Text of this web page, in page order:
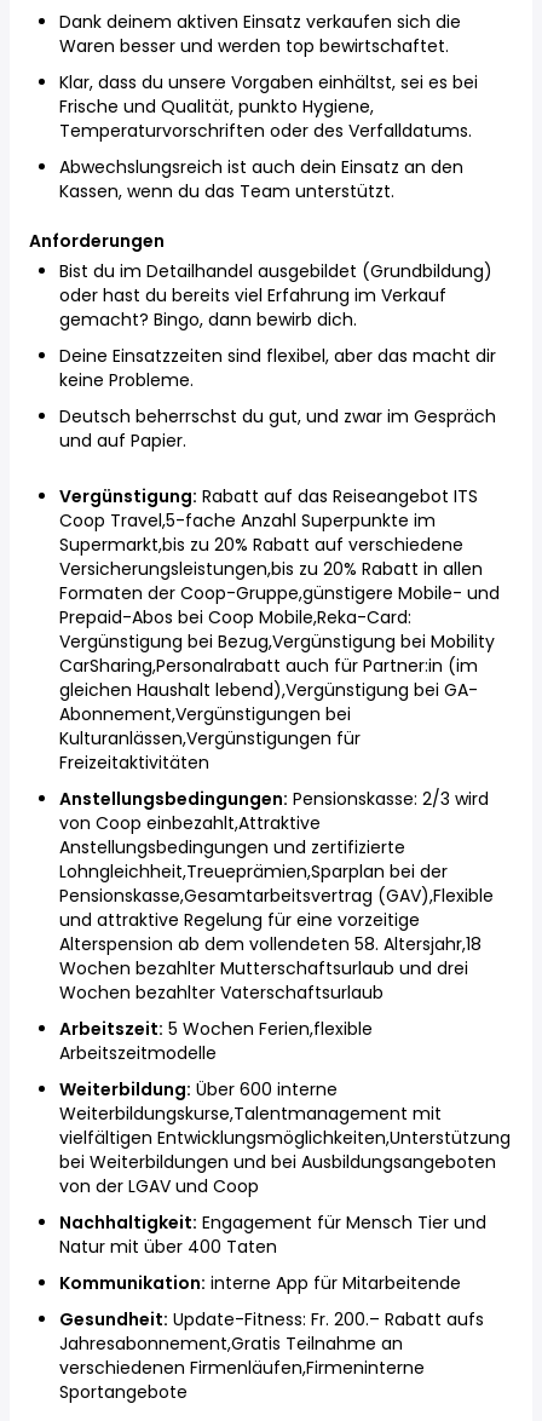
Dank deinem aktiven Einsatz verkaufen sich die
Waren besser und werden top bewirtschaftet.
Klar, dass du unsere Vorgaben einhältst, sei es bei
Frische und Qualität, punkto Hygiene,
Temperaturvorschriften oder des Verfalldatums.
Abwechslungsreich ist auch dein Einsatz an den
Kassen, wenn du das Team unterstützt.
Anforderungen
Bist du im Detailhandel ausgebildet (Grundbildung)
oder hast du bereits viel Erfahrung im Verkauf
gemacht? Bingo, dann bewirb dich.
Deine Einsatzzeiten sind flexibel, aber das macht dir
keine Probleme.
Deutsch beherrschst du gut, und zwar im Gespräch
und auf Papier.
Vergünstigung: Rabatt auf das Reiseangebot ITS
Coop Travel,5-fache Anzahl Superpunkte im
Supermarkt,bis zu 20% Rabatt auf verschiedene
Versicherungsleistungen,bis zu 20% Rabatt in allen
Formaten der Coop-Gruppe,günstigere Mobile- und
Prepaid-Abos bei Coop Mobile,Reka-Card:
Vergünstigung bei Bezug,Vergünstigung bei Mobility
CarSharing,Personalrabatt auch für Partner:in (im
gleichen Haushalt lebend),Vergünstigung bei GA-
Abonnement,Vergünstigungen bei
Kulturanlässen,Vergünstigungen für
Freizeitaktivitäten
Anstellungsbedingungen: Pensionskasse: 2/3 wird
von Coop einbezahlt,Attraktive
Anstellungsbedingungen und zertifizierte
Lohngleichheit,Treueprämien,Sparplan bei der
Pensionskasse,Gesamtarbeitsvertrag (GAV),Flexible
und attraktive Regelung für eine vorzeitige
Alterspension ab dem vollendeten 58. Altersjahr,18
Wochen bezahlter Mutterschaftsurlaub und drei
Wochen bezahlter Vaterschaftsurlaub
Arbeitszeit: 5 Wochen Ferien,flexible
Arbeitszeitmodelle
Weiterbildung: Über 600 interne
Weiterbildungskurse,Talentmanagement mit
vielfältigen Entwicklungsmöglichkeiten,Unterstützung
bei Weiterbildungen und bei Ausbildungsangeboten
von der LGAV und Coop
Nachhaltigkeit: Engagement für Mensch Tier und
Natur mit über 400 Taten
Kommunikation: interne App für Mitarbeitende
Gesundheit: Update-Fitness: Fr. 200.– Rabatt aufs
Jahresabonnement,Gratis Teilnahme an
verschiedenen Firmenläufen,Firmeninterne
Sportangebote